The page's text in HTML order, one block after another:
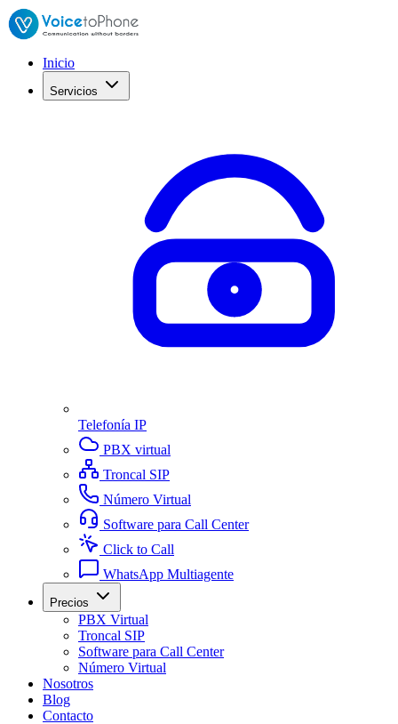
Inicio
Servicios
Telefonía IP
PBX virtual
Troncal SIP
Número Virtual
Software para Call Center
Click to Call
WhatsApp Multiagente
Precios
PBX Virtual
Troncal SIP
Software para Call Center
Número Virtual
Nosotros
Blog
Contacto